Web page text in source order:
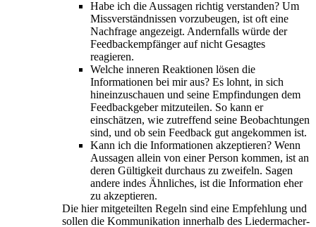
Habe ich die Aussagen richtig verstanden? Um
Missverständnissen vorzubeugen, ist oft eine
Nachfrage angezeigt. Andernfalls würde der
Feedbackempfänger auf nicht Gesagtes
reagieren.
Welche inneren Reaktionen lösen die
Informationen bei mir aus? Es lohnt, in sich
hineinzuschauen und seine Empfindungen dem
Feedbackgeber mitzuteilen. So kann er
einschätzen, wie zutreffend seine Beobachtungen
sind, und ob sein Feedback gut angekommen ist.
Kann ich die Informationen akzeptieren? Wenn
Aussagen allein von einer Person kommen, ist an
deren Gültigkeit durchaus zu zweifeln. Sagen
andere indes Ähnliches, ist die Information eher
zu akzeptieren.
Die hier mitgeteilten Regeln sind eine Empfehlung und
sollen die Kommunikation innerhalb des Liedermacher-